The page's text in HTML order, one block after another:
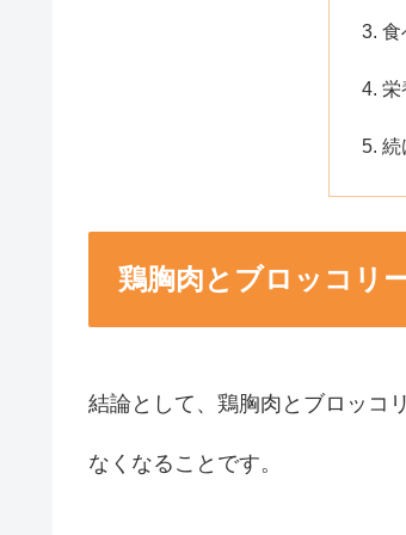
食
栄
続
鶏胸肉とブロッコリ
結論として、鶏胸肉とブロッコ
なくなることです。